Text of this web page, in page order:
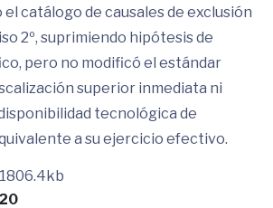
el catálogo de causales de exclusión
2º, suprimiendo hipótesis de
pero no modificó el estándar
superior inmediata ni
tecnológica de
a su ejercicio efectivo.
1806.4kb